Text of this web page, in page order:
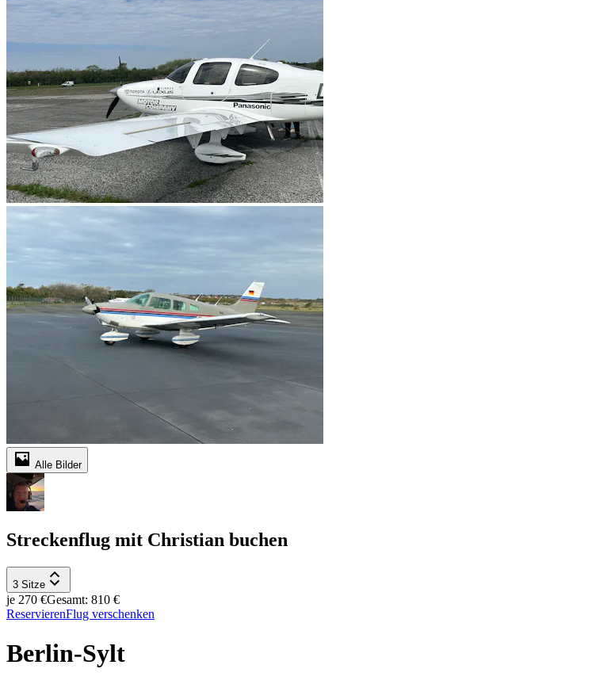
Alle Bilder
Streckenflug mit Christian buchen
3 Sitze
je 270 €Gesamt: 810 €
ReservierenFlug verschenken
Berlin-Sylt